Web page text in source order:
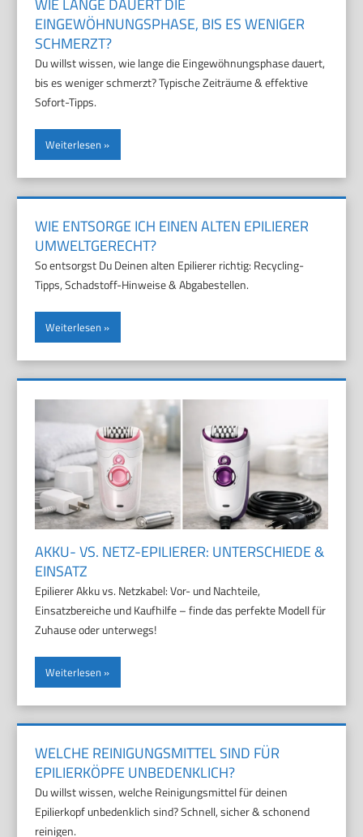
WIE LANGE DAUERT DIE
EINGEWÖHNUNGSPHASE, BIS ES WENIGER
SCHMERZT?
Du willst wissen, wie lange die Eingewöhnungsphase dauert,
bis es weniger schmerzt? Typische Zeiträume & effektive
Sofort-Tipps.
Weiterlesen
WIE ENTSORGE ICH EINEN ALTEN EPILIERER
UMWELTGERECHT?
So entsorgst Du Deinen alten Epilierer richtig: Recycling-
Tipps, Schadstoff-Hinweise & Abgabestellen.
Weiterlesen
AKKU- VS. NETZ-EPILIERER: UNTERSCHIEDE &
EINSATZ
Epilierer Akku vs. Netzkabel: Vor- und Nachteile,
Einsatzbereiche und Kaufhilfe – finde das perfekte Modell für
Zuhause oder unterwegs!
Weiterlesen
WELCHE REINIGUNGSMITTEL SIND FÜR
EPILIERKÖPFE UNBEDENKLICH?
Du willst wissen, welche Reinigungsmittel für deinen
Epilierkopf unbedenklich sind? Schnell, sicher & schonend
reinigen.